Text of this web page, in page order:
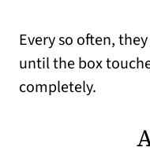
Every so often,
until the box
completely.